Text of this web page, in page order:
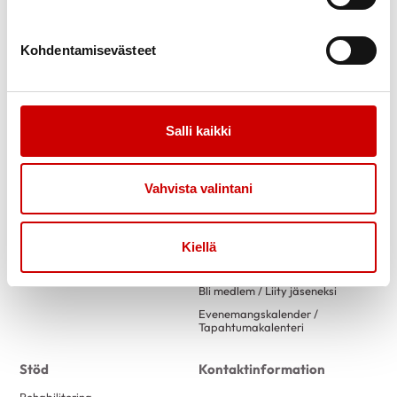
Kohdentamisevästeet
Salli kaikki
Vahvista valintani
Kiellä
Link to facebook
Link to twitter
Link to instagram
Link to youtube
Information Verksamhet
Om oss/ Tietoa meistä
Bli medlem / Liity jäseneksi
Evenemangskalender /
Tapahtumakalenteri
Stöd Kontaktinformation